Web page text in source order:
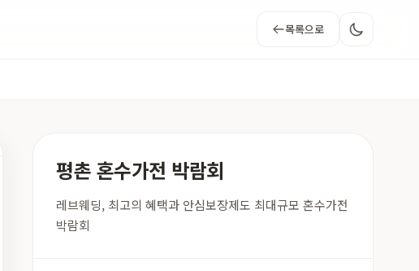
목록으로
평촌 혼수가전 박람회
레브웨딩, 최고의 혜택과 안심보장제도 최대규모 혼수가전
박람회